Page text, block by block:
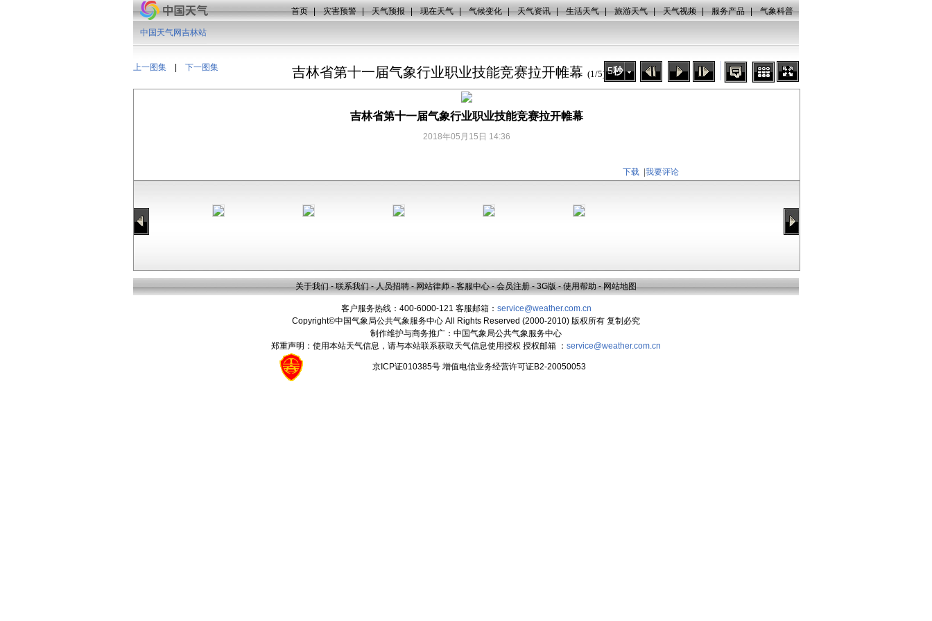
首页 | 灾害预警 | 天气预报 | 现在天气 | 气候变化 | 天气资讯 | 生活天气 | 旅游天气 | 天气视频 | 服务产品 | 气象科普
上一图集 下一图集
中国天气网吉林站
吉林省第十一届气象行业职业技能竞赛拉开帷幕 (1/5) 5秒
吉林省第十一届气象行业职业技能竞赛拉开帷幕
2018年05月15日 14:36
下载 我要评论
关于我们 - 联系我们 - 人员招聘 - 网站律师 - 客服中心 - 会员注册 - 3G版 - 使用帮助 - 网站地图
客户服务热线：400-6000-121 客服邮箱： service@weather.com.cn
Copyright©中国气象局公共气象服务中心 All Rights Reserved (2000-2010) 版权所有 复制必究
制作维护与商务推广：中国气象局公共气象服务中心
郑重声明：使用本站天气信息，请与本站联系获取天气信息使用授权 授权邮箱 ： service@weather.com.cn
京ICP证010385号 增值电信业务经营许可证B2-20050053